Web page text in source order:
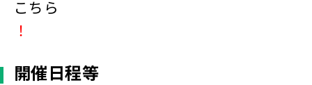
こちら
！
開催日程等